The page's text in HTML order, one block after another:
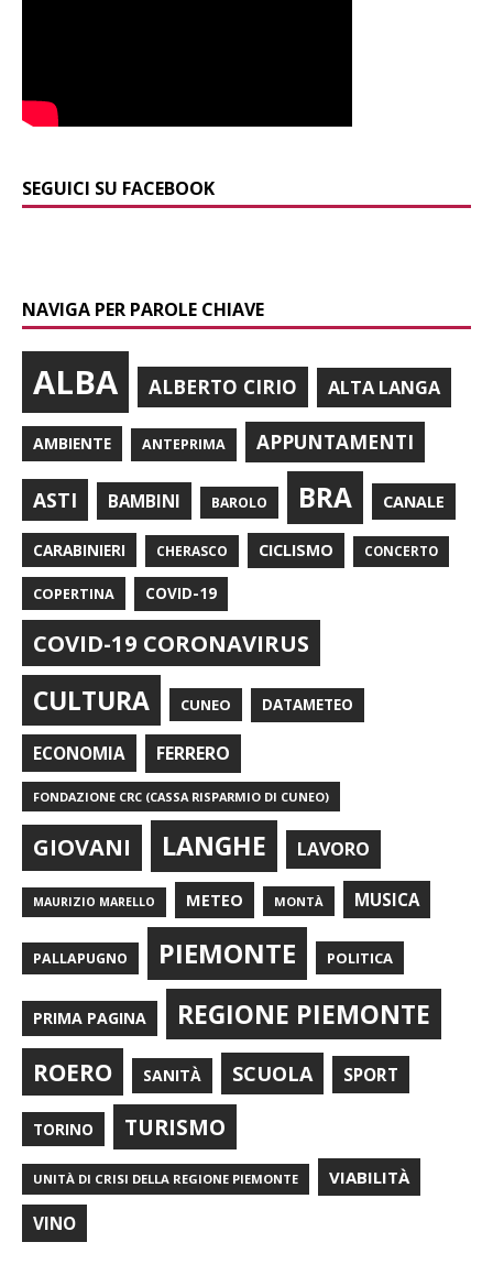
SEGUICI SU FACEBOOK
NAVIGA PER PAROLE CHIAVE
ALBA ALBERTO CIRIO ALTA LANGA
AMBIENTE ANTEPRIMA APPUNTAMENTI
ASTI BAMBINI BAROLO BRA CANALE
CARABINIERI CHERASCO CICLISMO CONCERTO
COPERTINA COVID-19
COVID-19 CORONAVIRUS
CULTURA CUNEO DATAMETEO
ECONOMIA FERRERO
FONDAZIONE CRC (CASSA RISPARMIO DI CUNEO)
GIOVANI LANGHE LAVORO
MAURIZIO MARELLO METEO MONTÀ MUSICA
PALLAPUGNO PIEMONTE POLITICA
PRIMA PAGINA REGIONE PIEMONTE
ROERO SANITÀ SCUOLA SPORT
TORINO TURISMO
UNITÀ DI CRISI DELLA REGIONE PIEMONTE VIABILITÀ
VINO